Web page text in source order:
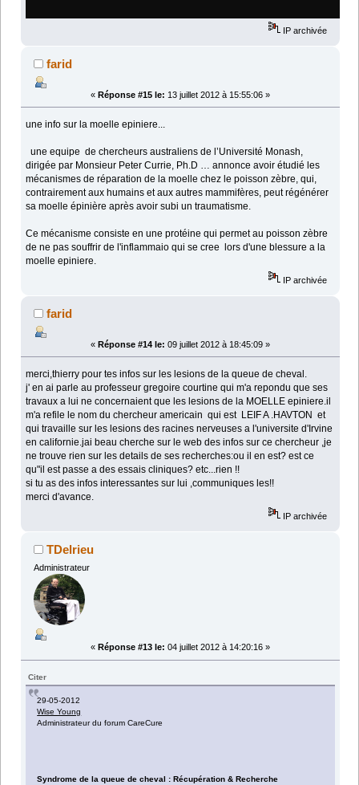
IP archivée
farid
« Réponse #15 le: 13 juillet 2012 à 15:55:06 »
une info sur la moelle epiniere...
une equipe de chercheurs australiens de l’Université Monash,
dirigée par Monsieur Peter Currie, Ph.D … annonce avoir étudié les
mécanismes de réparation de la moelle chez le poisson zèbre, qui,
contrairement aux humains et aux autres mammifères, peut régénérer
sa moelle épinière après avoir subi un traumatisme.
Ce mécanisme consiste en une protéine qui permet au poisson zèbre
de ne pas souffrir de l'inflammaio qui se cree lors d'une blessure a la
moelle epiniere.
IP archivée
farid
« Réponse #14 le: 09 juillet 2012 à 18:45:09 »
merci,thierry pour tes infos sur les lesions de la queue de cheval.
j' en ai parle au professeur gregoire courtine qui m'a repondu que ses
travaux a lui ne concernaient que les lesions de la MOELLE epiniere.il
m'a refile le nom du chercheur americain qui est LEIF A .HAVTON et
qui travaille sur les lesions des racines nerveuses a l'universite d'Irvine
en californie.jai beau cherche sur le web des infos sur ce chercheur ,je
ne trouve rien sur les details de ses recherches:ou il en est? est ce
qu"il est passe a des essais cliniques? etc...rien !!
si tu as des infos interessantes sur lui ,communiques les!!
merci d'avance.
IP archivée
TDelrieu
Administrateur
« Réponse #13 le: 04 juillet 2012 à 14:20:16 »
Citer
29-05-2012
Wise Young
Administrateur du forum CareCure
Syndrome de la queue de cheval : Récupération & Recherche